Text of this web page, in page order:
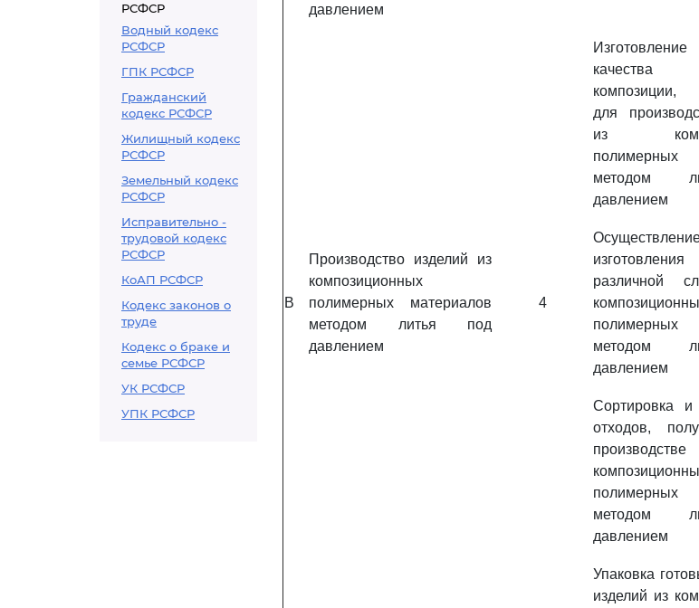
РСФСР
Водный кодекс
РСФСР
ГПК РСФСР
Гражданский
кодекс РСФСР
Жилищный кодекс
РСФСР
Земельный кодекс
РСФСР
Исправительно -
трудовой кодекс
РСФСР
КоАП РСФСР
Кодекс законов о
труде
Кодекс о браке и
семье РСФСР
УК РСФСР
УПК РСФСР
давлением
качества
композиции,
для
из
полимерных
методом
давлением
B
Производство изделий из
композиционных
полимерных материалов
методом литья под
давлением
4
различной
полимерных
методом
давлением
Сортировка и
отходов,
полимерных
методом
давлением
Упаковка
изделий из